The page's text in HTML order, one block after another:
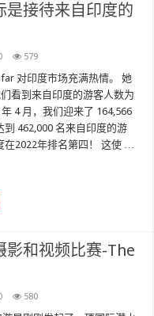
是接待来自印度的
579
对印度市场充满热情。 她
看到来自印度的游客人数为
4 月，我们迎来了 164,566
462,000 名来自印度的游
在2022年排名第四！ 这使 …
影和视频比赛-The
580